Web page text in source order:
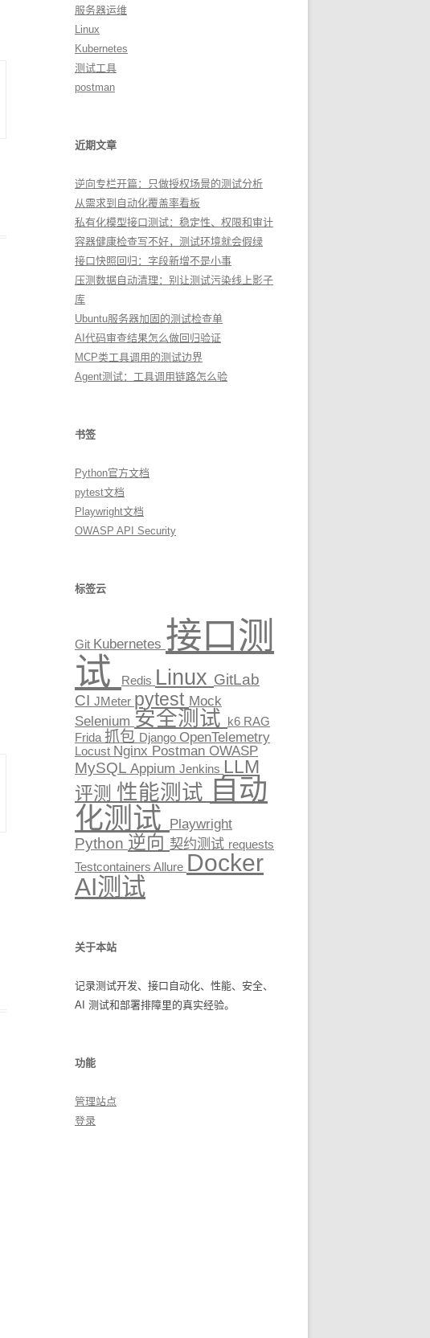
服务器运维
Linux
Kubernetes
测试工具
postman
近期文章
逆向专栏开篇：只做授权场景的测试分析
从需求到自动化覆盖率看板
私有化模型接口测试：稳定性、权限和审计
容器健康检查写不好，测试环境就会假绿
接口快照回归：字段新增不是小事
压测数据自动清理：别让测试污染线上影子
库
Ubuntu服务器加固的测试检查单
AI代码审查结果怎么做回归验证
MCP类工具调用的测试边界
Agent测试：工具调用链路怎么验
书签
Python官方文档
pytest文档
Playwright文档
OWASP API Security
标签云
Git Kubernetes 接口测
试
Redis Linux GitLab
CI JMeter pytest Mock
Selenium 安全测试 k6 RAG
Frida 抓包 Django OpenTelemetry
Locust Nginx Postman OWASP
MySQL Appium Jenkins LLM
评测 性能测试 自动
化测试
Playwright
Python 逆向 契约测试 requests
Testcontainers Allure Docker
AI测试
关于本站
记录测试开发、接口自动化、性能、安全、
AI 测试和部署排障里的真实经验。
功能
管理站点
登录